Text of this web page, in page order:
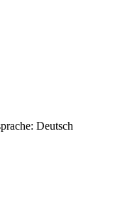
Deutsch